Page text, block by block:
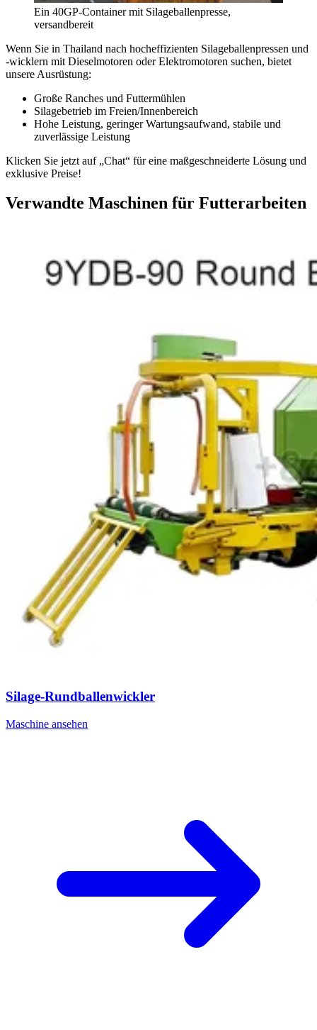
Ein 40GP-Container mit Silageballenpresse,
versandbereit
Wenn Sie in Thailand nach hocheffizienten Silageballenpressen und
-wicklern mit Dieselmotoren oder Elektromotoren suchen, bietet
unsere Ausrüstung:
Große Ranches und Futtermühlen
Silagebetrieb im Freien/Innenbereich
Hohe Leistung, geringer Wartungsaufwand, stabile und
zuverlässige Leistung
Klicken Sie jetzt auf „Chat“ für eine maßgeschneiderte Lösung und
exklusive Preise!
Verwandte Maschinen für Futterarbeiten
Silage-Rundballenwickler
Maschine ansehen